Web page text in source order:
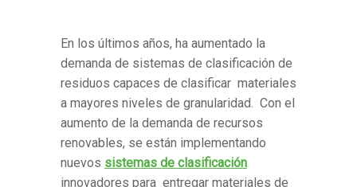
En los últimos años, ha aumentado la
demanda de sistemas de clasificación de
residuos capaces de clasificar materiales
a mayores niveles de granularidad. Con el
aumento de la demanda de recursos
renovables, se están implementando
nuevos sistemas de clasificación
innovadores para entregar materiales de